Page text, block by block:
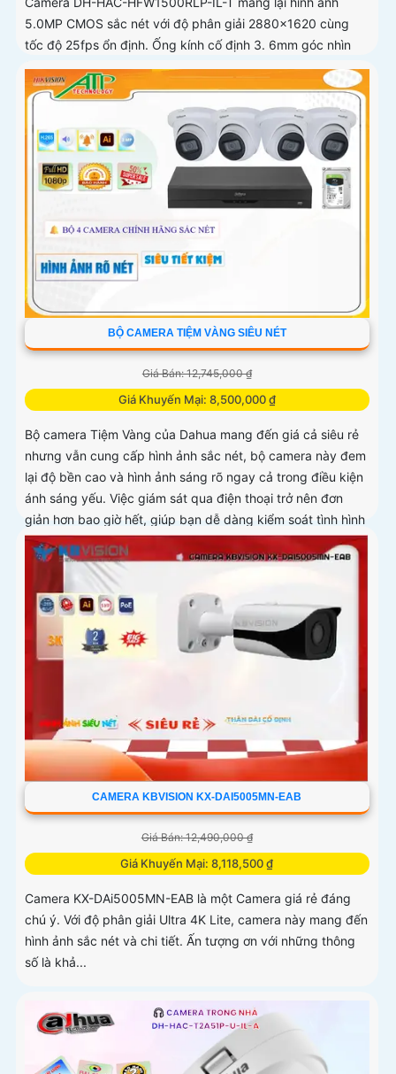
5.0MP CMOS sắc nét với độ phân giải 2880×1620 cùng
tốc độ 25fps ổn định. Ống kính cố định 3. 6mm góc nhìn
90
BỘ CAMERA TIỆM VÀNG SIÊU NÉT
Giá Bán: 12,745,000 ₫
Giá Khuyến Mại: 8,500,000 ₫
Bộ camera Tiệm Vàng của Dahua mang đến giá cả siêu rẻ
nhưng vẫn cung cấp hình ảnh sắc nét, bộ camera này đem
lại độ bền cao và hình ảnh sáng rõ ngay cả trong điều kiện
ánh sáng yếu. Việc giám sát qua điện thoại trở nên đơn
giản hơn bao giờ hết, giúp bạn dễ dàng kiểm soát tình hình
mọi lúc mọi nơi
CAMERA KBVISION KX-DAI5005MN-EAB
Giá Bán: 12,490,000 ₫
Giá Khuyến Mại: 8,118,500 ₫
Camera KX-DAi5005MN-EAB là một Camera giá rẻ đáng
chú ý. Với độ phân giải Ultra 4K Lite, camera này mang đến
hình ảnh sắc nét và chi tiết. Ấn tượng ơn với những thông
số là khả...